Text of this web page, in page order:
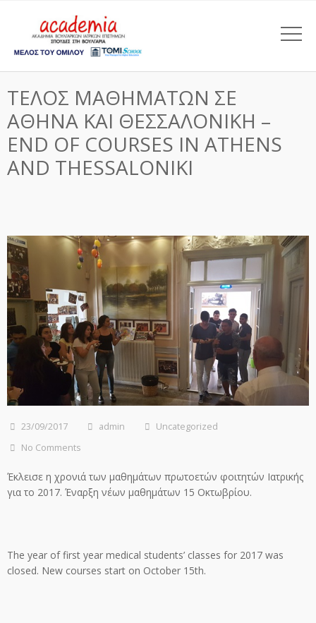
ΤΕΛΟΣ ΜΑΘΗΜΑΤΩΝ ΣΕ
ΑΘΗΝΑ ΚΑΙ ΘΕΣΣΑΛΟΝΙΚΗ –
END OF COURSES IN ATHENS
AND THESSALONIKI
23/09/2017 admin
Uncategorized
No Comments
Έκλεισε η χρονιά των μαθημάτων πρωτοετών φοιτητών Ιατρικής
για το 2017. Έναρξη νέων μαθημάτων 15 Οκτωβρίου.
The year of first year medical students’ classes for 2017 was
closed. Νew courses start on October 15th.